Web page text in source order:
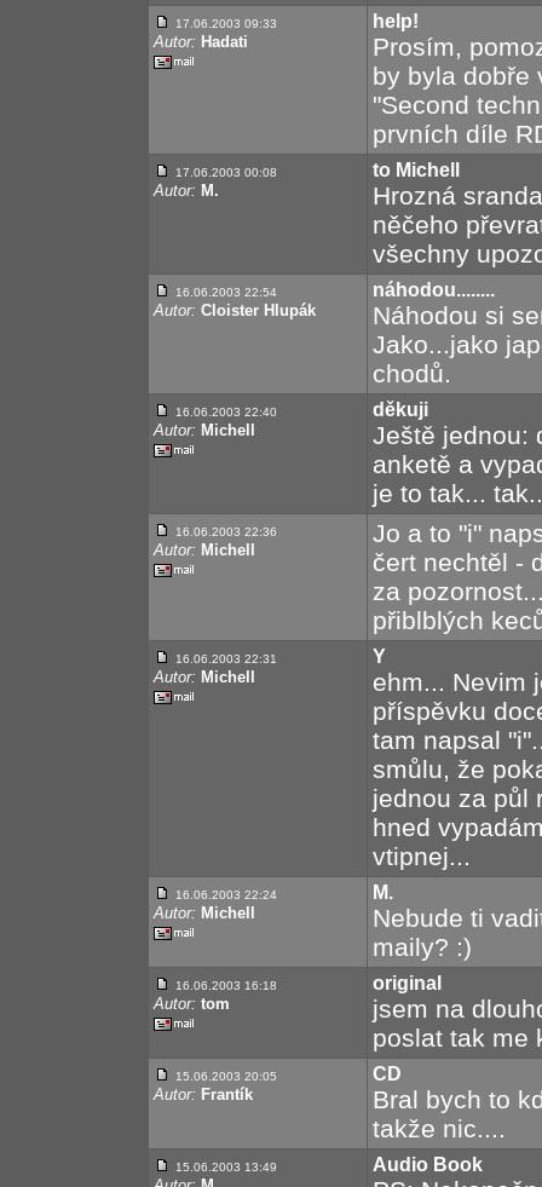
17.06.2003 09:33
Autor: Hadati
help!
Prosím,
by byla dobře
"Second
prvních díle
17.06.2003 00:08
Autor: M.
to Michell
Hrozná
něčeho
všechny
16.06.2003 22:54
Autor: Cloister Hlupák
náhodou........
Náhodou si
Jako...jako
chodů.
16.06.2003 22:40
Autor: Michell
děkuji
Ještě jednou:
anketě a
je to tak...
16.06.2003 22:36
Autor: Michell
Jo a to "i"
čert nechtěl -
za
přiblblých
16.06.2003 22:31
Autor: Michell
Y
ehm... Nevim
příspěvku
tam napsal
smůlu, že
jednou za půl
hned
vtipnej...
16.06.2003 22:24
Autor: Michell
M.
Nebude ti
maily? :)
16.06.2003 16:18
Autor: tom
original
jsem na
poslat tak me
15.06.2003 20:05
Autor: Frantík
CD
Bral bych to
takže nic....
15.06.2003 13:49 Audio Book